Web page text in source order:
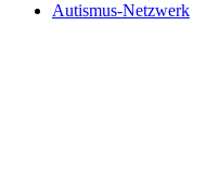
Autismus-Netzwerk